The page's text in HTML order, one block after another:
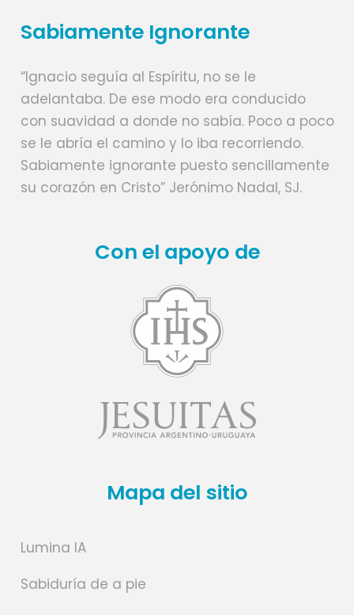
Sabiamente Ignorante
“Ignacio seguía al Espíritu, no se le
adelantaba. De ese modo era conducido
con suavidad a donde no sabía. Poco a poco
se le abría el camino y lo iba recorriendo.
Sabiamente ignorante puesto sencillamente
su corazón en Cristo” Jerónimo Nadal, SJ.
Con el apoyo de
Mapa del sitio
Lumina IA
Sabiduría de a pie